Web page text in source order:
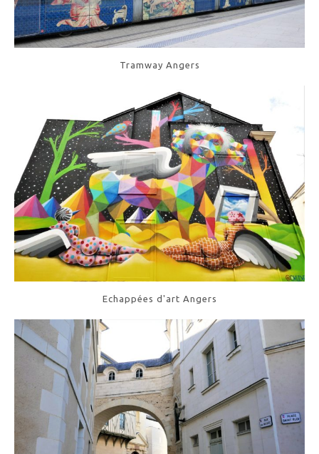
Tramway Angers
Echappées d'art Angers